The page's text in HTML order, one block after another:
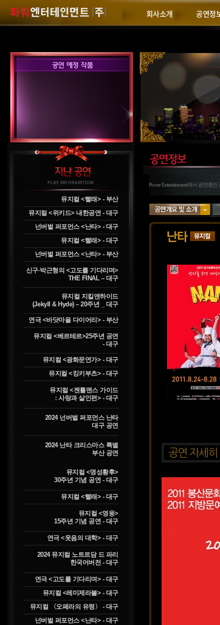
회사소개 공연정
뮤지컬 <빨래> - 부산
뮤지컬 <위키드> 내한공연 - 대구
넌버벌 퍼포먼스 <난타> - 대구
뮤지컬 <빨래> - 대구
넌버벌 퍼포먼스 <난타> - 부산
신구·박근형의 <고도를 기다리며>
THE FINAL – 대구
뮤지컬 지킬앤하이드
(Jekyll & Hyde) – 20주년 _ 대구
연극 <바닷마을 다이어리> - 부산
뮤지컬 <베르테르>25주년 공연
- 대구
뮤지컬 <광화문연가> - 대구
뮤지컬 <킹키부츠> - 대구
뮤지컬 <젠틀맨스 가이드
: 사랑과 살인편> - 대구
2024 넌버벌 퍼포먼스 난타
대구 공연
2024 난타 크리스마스 특별
부산 공연
뮤지컬 <명성황후>
30주년 기념 공연 - 대구
뮤지컬 <빨래> - 대구
뮤지컬 <영웅>
15주년 기념 공연 - 대구
연극 <웃음의 대학> - 대구
2024 뮤지컬 노트르담 드 파리
한국어버전 - 대구
연극 <고도를 기다리며> - 대구
뮤지컬 <레미제라블> - 대구
뮤지컬 〈오페라의 유령〉 - 대구
넌버벌 퍼포먼스 <난타> - 대구
Power Entertainment에서 공연중